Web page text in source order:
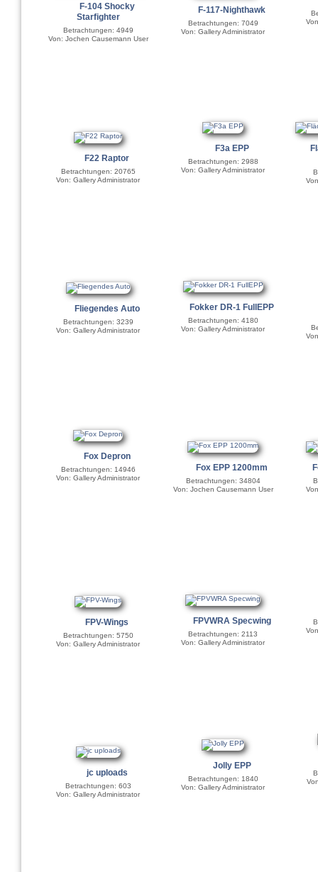
F-104 Shocky
Starfighter
Betrachtungen: 4949
Von: Jochen Causemann User
F-117-Nighthawk
Betrachtungen: 7049
Von: Gallery Administrator
F22 Raptor
Betrachtungen: 20765
Von: Gallery Administrator
F3a EPP
Betrachtungen: 2988
Von: Gallery Administrator
Fliegendes Auto
Betrachtungen: 3239
Von: Gallery Administrator
Fokker DR-1 FullEPP
Betrachtungen: 4180
Von: Gallery Administrator
Fox Depron
Betrachtungen: 14946
Von: Gallery Administrator
Fox EPP 1200mm
Betrachtungen: 34804
Von: Jochen Causemann User
FPV-Wings
Betrachtungen: 5750
Von: Gallery Administrator
FPVWRA Specwing
Betrachtungen: 2113
Von: Gallery Administrator
jc uploads
Betrachtungen: 603
Von: Gallery Administrator
Jolly EPP
Betrachtungen: 1840
Von: Gallery Administrator